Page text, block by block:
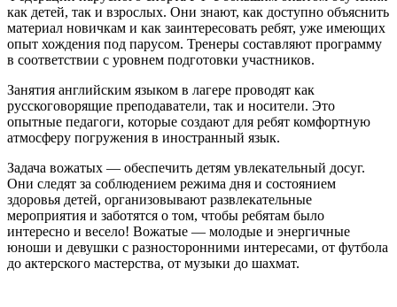
как детей, так и взрослых. Они знают, как доступно объяснить
материал новичкам и как заинтересовать ребят, уже имеющих
опыт хождения под парусом. Тренеры составляют программу
в соответствии с уровнем подготовки участников.
Занятия английским языком в лагере проводят как
русскоговорящие преподаватели, так и носители. Это
опытные педагоги, которые создают для ребят комфортную
атмосферу погружения в иностранный язык.
Задача вожатых — обеспечить детям увлекательный досуг.
Они следят за соблюдением режима дня и состоянием
здоровья детей, организовывают развлекательные
мероприятия и заботятся о том, чтобы ребятам было
интересно и весело! Вожатые — молодые и энергичные
юноши и девушки с разносторонними интересами, от футбола
до актерского мастерства, от музыки до шахмат.